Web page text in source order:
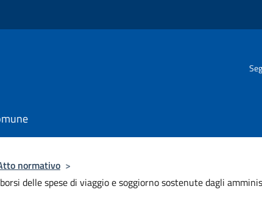
normativo >
delle spese di viaggio e soggiorno sostenute dagli